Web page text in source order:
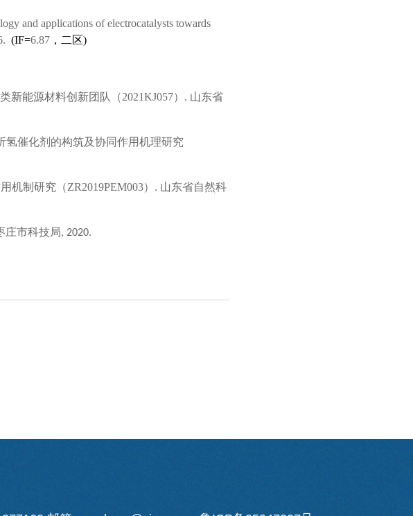
and applications of electrocatalysts towards
(IF=6.87 ，二区)
新能源材料创新团队 （2021KJ057） . 山东省
氢催化剂的构筑及协同作用机理研究
机制研究（ZR2019PEM003） . 山东省自然科
庄市科技局, 2020.